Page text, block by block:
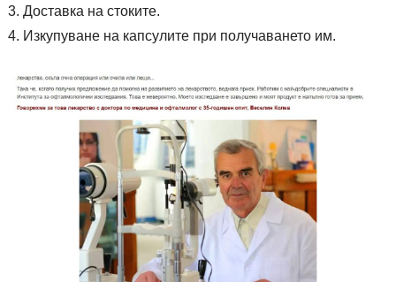
Доставка на стоките.
Изкупуване на капсулите при получаването им.